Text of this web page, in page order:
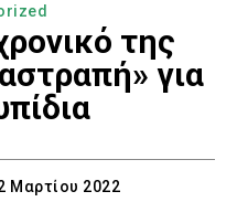
της
για
Μαρτίου 2022